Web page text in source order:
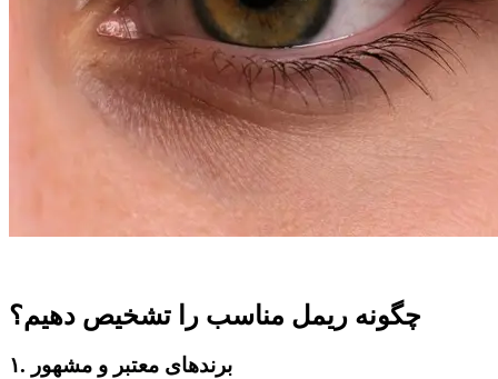
چگونه ریمل مناسب را تشخیص دهیم؟
۱. برندهای معتبر و مشهور